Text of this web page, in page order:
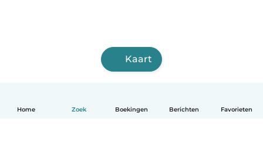
Home Zoek Boekingen Berichten Favorieten
Kaart